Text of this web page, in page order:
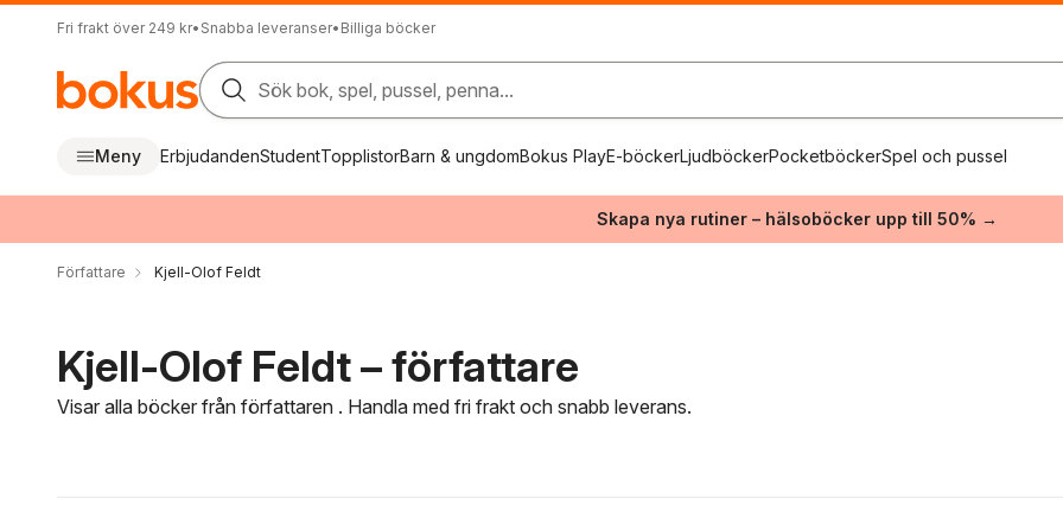
Fri frakt över 249 kr• Snabba leveranser• Billiga böcker
Sök bok, spel, pussel, penna...
Meny ErbjudandenStudentTopplistorBarn & ungdomBokus PlayE-böckerLjudböckerPocketböckerSpel och pussel
Skapa nya rutiner – hälsoböcker upp till 50% →
Författare Kjell-Olof Feldt
Kjell-Olof Feldt – författare
Visar alla böcker från författaren . Handla med fri frakt och snabb leverans.